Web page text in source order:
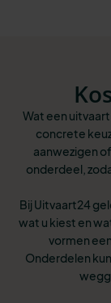
Wat een
concrete
aanwezigen
onderdeel,
Bij Uitvaart24
wat u kiest en
vormen
Onderdelen